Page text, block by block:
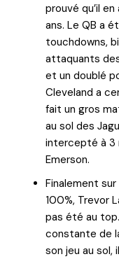
prouvé qu’il
ans. Le QB a
touchdowns,
attaquants
et un doublé
Cleveland a
fait un gros
au sol des
intercepté à 3
Emerson.
Finalement
100%, Trevor
pas été au
constante de
son jeu au